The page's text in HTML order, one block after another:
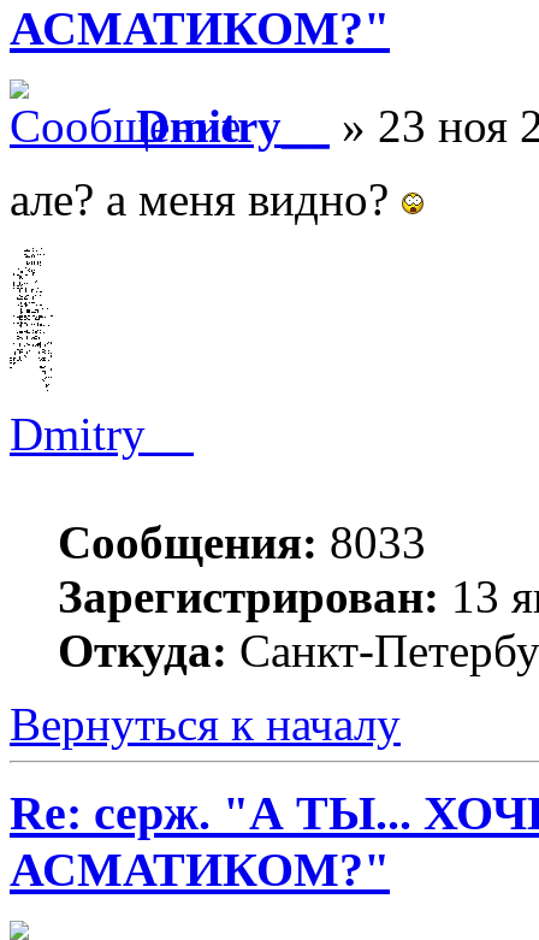
АСМАТИКОМ?"
Dmitry__
» 23 ноя
але? а меня видно?
Dmitry__
Сообщения: 8033
Зарегистрирован: 13
Откуда: Санкт-
Вернуться к началу
Re: серж. "А ТЫ...
АСМАТИКОМ?"